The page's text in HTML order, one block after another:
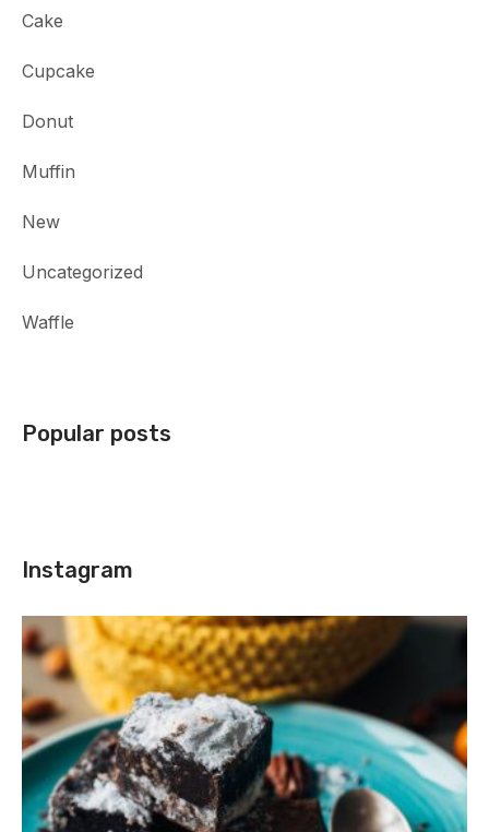
Cake
Cupcake
Donut
Muffin
New
Uncategorized
Waffle
Popular posts
Instagram